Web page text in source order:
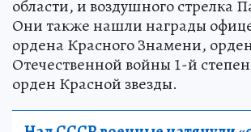
области, и воздушного стрелка
Они также нашли награды
ордена Красного Знамени,
Отечественной войны 1-й
орден Красной звезды.